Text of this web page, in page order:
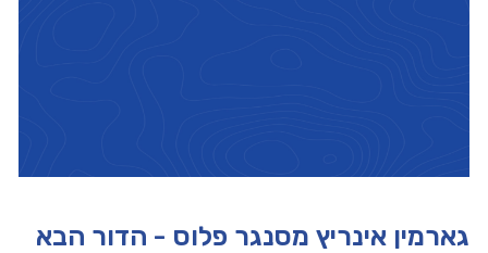
גארמין אינריץ מסנגר פלוס - הדור הבא